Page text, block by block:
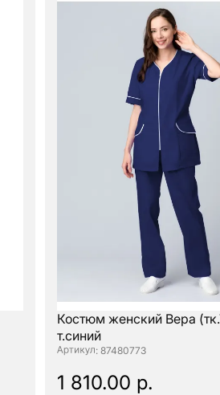
Костюм женский Вера
т.синий
: 87480773
1 810.00 р.